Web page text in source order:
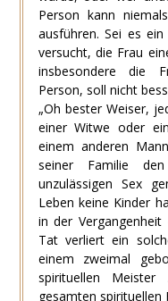
Person kann
ausführen. Sei es
versucht, die Frau
insbesondere die
Person, soll nicht
„Oh bester Weiser,
einer Witwe oder
einem anderen
seiner Familie
unzulässigen Sex
Leben keine Kinder
in der
Tat verliert ein
einem zweimal
spirituellen
gesamten spirituellen